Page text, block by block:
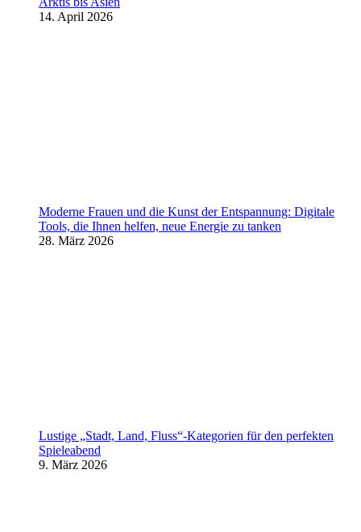
14. April 2026
Moderne Frauen und die Kunst der Entspannung: Digitale
Tools, die Ihnen helfen, neue Energie zu tanken
28. März 2026
Lustige „Stadt, Land, Fluss“-Kategorien für den perfekten
Spieleabend
9. März 2026